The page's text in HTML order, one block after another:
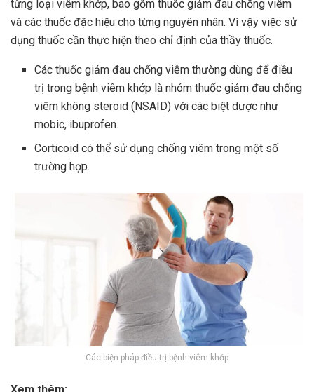
từng loại viêm khớp, bao gồm thuốc giảm đau chống viêm
và các thuốc đặc hiệu cho từng nguyên nhân. Vì vậy việc sử
dụng thuốc cần thực hiện theo chỉ định của thầy thuốc.
Các thuốc giảm đau chống viêm thường dùng để điều
trị trong bệnh viêm khớp là nhóm thuốc giảm đau chống
viêm không steroid (NSAID) với các biệt dược như
mobic, ibuprofen.
Corticoid có thể sử dụng chống viêm trong một số
trường hợp.
Các biện pháp điều trị bệnh viêm khớp